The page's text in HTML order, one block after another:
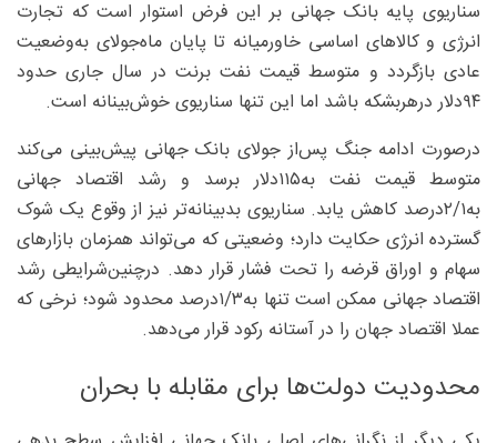
سناریوی پایه بانک جهانی بر این فرض استوار است که تجارت
انرژی و کالاهای اساسی خاورمیانه تا پایان ماه‌جولای به‌وضعیت
عادی بازگردد و متوسط قیمت نفت برنت در سال جاری حدود
۹۴دلار درهربشکه باشد اما این تنها سناریوی خوش‌بینانه است.
درصورت ادامه جنگ پس‌از جولای بانک جهانی پیش‌بینی می‌کند
متوسط قیمت نفت به‌۱۱۵دلار برسد و رشد اقتصاد جهانی
به‌۱/‏۲‌درصد کاهش یابد. سناریوی بدبینانه‌تر نیز از وقوع یک شوک
گسترده انرژی حکایت دارد؛ وضعیتی که می‌تواند همزمان بازارهای
سهام و اوراق قرضه را تحت فشار قرار دهد. درچنین‌شرایطی رشد
اقتصاد جهانی ممکن است تنها به‌۳/‏۱‌درصد محدود شود؛ نرخی که
عملا اقتصاد جهان را در آستانه رکود قرار می‌دهد.
محدودیت دولت‌ها برای مقابله با بحران